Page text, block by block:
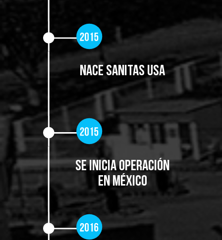
NACE SANITAS USA
Se inicia operación
en México